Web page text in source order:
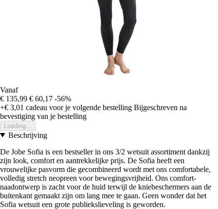
Vanaf
€ 135,99 € 60,17 -56%
+€ 3,01 cadeau voor je volgende bestelling Bijgeschreven na
bevestiging van je bestelling
Loading...
Beschrijving
De Jobe Sofia is een bestseller in ons 3/2 wetsuit assortiment dankzij
zijn look, comfort en aantrekkelijke prijs. De Sofia heeft een
vrouwelijke pasvorm die gecombineerd wordt met ons comfortabele,
volledig stretch neopreen voor bewegingsvrijheid. Ons comfort-
naadontwerp is zacht voor de huid terwijl de kniebeschermers aan de
buitenkant gemaakt zijn om lang mee te gaan. Geen wonder dat het
Sofia wetsuit een grote publiekslieveling is geworden.